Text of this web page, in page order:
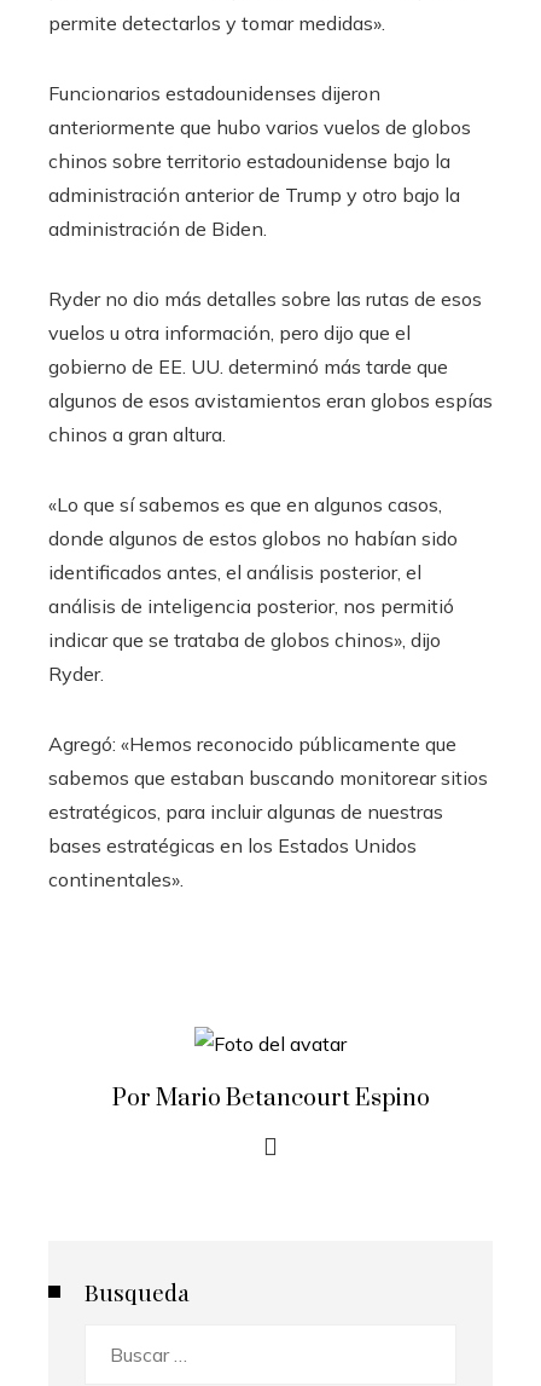
permite detectarlos y tomar medidas».
Funcionarios estadounidenses dijeron
anteriormente que hubo varios vuelos de globos
chinos sobre territorio estadounidense bajo la
administración anterior de Trump y otro bajo la
administración de Biden.
Ryder no dio más detalles sobre las rutas de esos
vuelos u otra información, pero dijo que el
gobierno de EE. UU. determinó más tarde que
algunos de esos avistamientos eran globos espías
chinos a gran altura.
«Lo que sí sabemos es que en algunos casos,
donde algunos de estos globos no habían sido
identificados antes, el análisis posterior, el
análisis de inteligencia posterior, nos permitió
indicar que se trataba de globos chinos», dijo
Ryder.
Agregó: «Hemos reconocido públicamente que
sabemos que estaban buscando monitorear sitios
estratégicos, para incluir algunas de nuestras
bases estratégicas en los Estados Unidos
continentales».
Por Mario Betancourt Espino
Busqueda